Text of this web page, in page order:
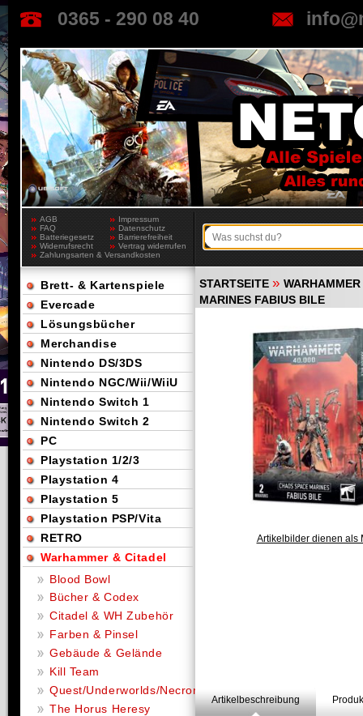
0365 - 290 08 40
AGB
Impressum
FAQ
Datenschutz
Batteriegesetz
Barrierefreiheit
Widerrufsrecht
Vertrag widerrufen
Zahlungsarten & Versandkosten
STARTSEITE »
MARINES FABIUS BILE
Artikelbilder dienen als
Artikelbeschreibung
Brett- & Kartenspiele
Evercade
Lösungsbücher
Merchandise
Nintendo DS/3DS
Nintendo NGC/Wii/WiiU
Nintendo Switch 1
Nintendo Switch 2
PC
Playstation 1/2/3
Playstation 4
Playstation 5
Playstation PSP/Vita
RETRO
Warhammer & Citadel
Blood Bowl
Bücher & Codex
Citadel & WH Zubehör
Farben & Pinsel
Gebäude & Gelände
Kill Team
Quest/Underworlds/Necromunda
The Horus Heresy